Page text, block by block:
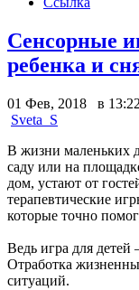
Сенсорные
ребенка и
01 Фев, 2018 в 13:22
Sveta_S
В жизни маленьких
саду или на
дом, устают от
терапевтические
которые точно
Ведь игра для детей
Отработка
ситуаций.